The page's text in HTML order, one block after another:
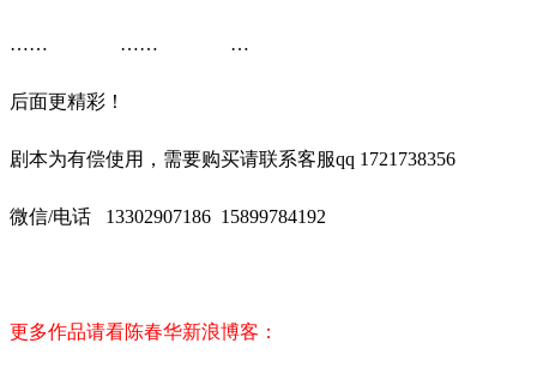
…… …… …
后面更精彩！
剧本为有偿使用，需要购买请联系客服qq 1721738356
微信/电话 13302907186 15899784192
更多作品请看陈春华新浪博客：